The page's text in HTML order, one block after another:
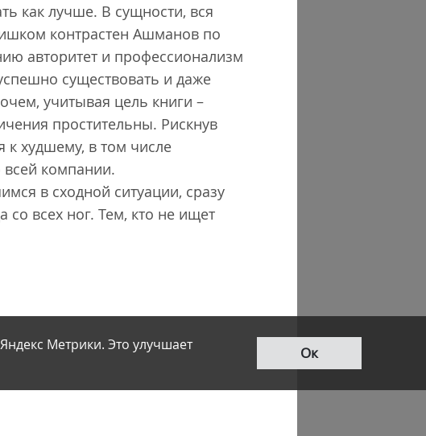
как лучше. В сущности, вся
контрастен Ашманов по
авторитет и профессионализм
существовать и даже
учитывая цель книги –
простительны. Рискнув
к худшему, в том числе
всей компании.
в сходной ситуации, сразу
со всех ног. Тем, кто не ищет
Метрики. Это улучшает
Ок